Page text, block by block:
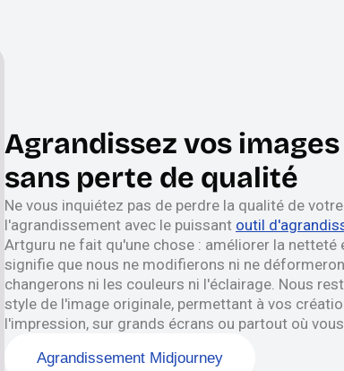
Agrandissez vos
sans perte de qualité
Ne vous inquiétez pas de perdre la qualité de
l'agrandissement avec le puissant outil
Artguru ne fait qu'une chose : améliorer la netteté
signifie que nous ne modifierons ni ne
changerons ni les couleurs ni l'éclairage. Nous
style de l'image originale, permettant à vos
l'impression, sur grands écrans ou partout où
Agrandissement Midjourney